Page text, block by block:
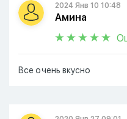
2024 Янв 10 10:48
Амина
Все очень вкусно